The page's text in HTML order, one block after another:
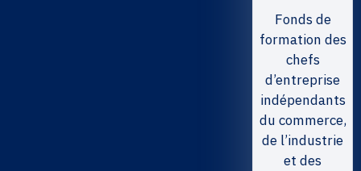
Fonds de
formation des
chefs
d’entreprise
indépendants
du commerce,
de l’industrie
et des